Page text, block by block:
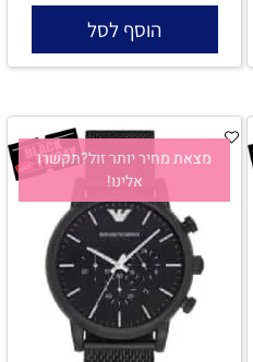
הוסף לסל
מצאת מחיר יותר זול?תקשרו
אלינו!